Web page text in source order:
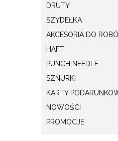
DRUTY
SZYDEŁKA
AKCESORIA DO
HAFT
PUNCH NEEDLE
SZNURKI
KARTY
NOWOŚCI
PROMOCJE